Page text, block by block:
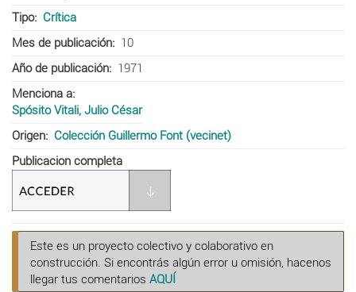
Tipo
Crítica
Mes de publicación
10
Año de publicación
1971
Menciona a
Spósito Vitali, Julio César
Origen
Colección Guillermo Font (vecinet)
Publicacion completa
Este es un proyecto colectivo y colaborativo en
construcción. Si encontrás algún error u omisión, hacenos
llegar tus comentarios AQUÍ